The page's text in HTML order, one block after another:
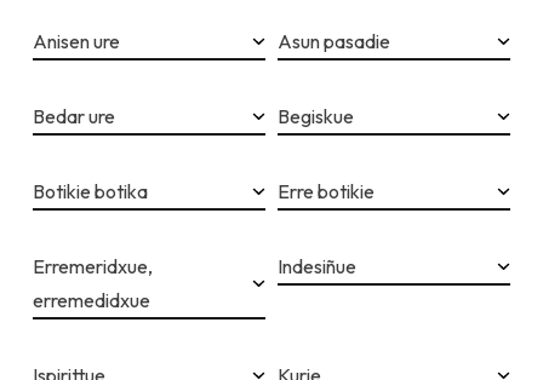
Anisen ure Asun pasadie
Bedar ure Begiskue
Botikie botika Erre botikie
Erremeridxue,
erremedidxue
Indesiñue